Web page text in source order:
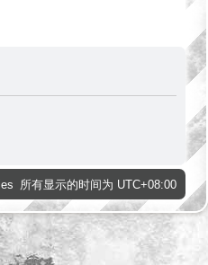
所有显示的时间为 UTC+08:00